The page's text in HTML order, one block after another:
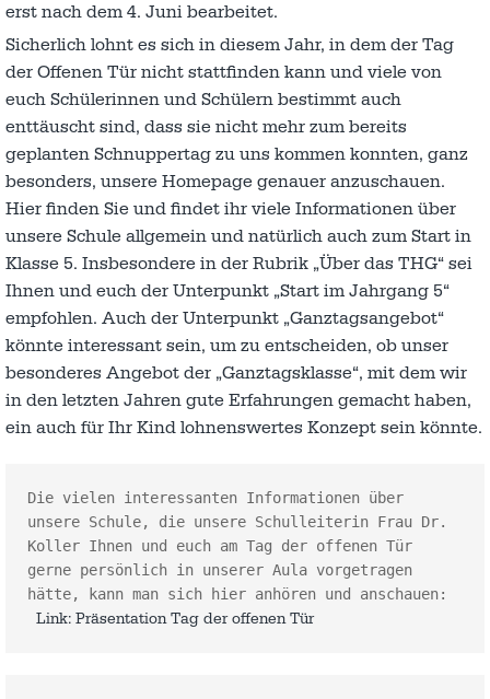
erst nach dem 4. Juni bearbeitet.
Sicherlich lohnt es sich in diesem Jahr, in dem der Tag
der Offenen Tür nicht stattfinden kann und viele von
euch Schülerinnen und Schülern bestimmt auch
enttäuscht sind, dass sie nicht mehr zum bereits
geplanten Schnuppertag zu uns kommen konnten, ganz
besonders, unsere Homepage genauer anzuschauen.
Hier finden Sie und findet ihr viele Informationen über
unsere Schule allgemein und natürlich auch zum Start in
Klasse 5. Insbesondere in der Rubrik „Über das THG“ sei
Ihnen und euch der Unterpunkt „Start im Jahrgang 5“
empfohlen. Auch der Unterpunkt „Ganztagsangebot“
könnte interessant sein, um zu entscheiden, ob unser
besonderes Angebot der „Ganztagsklasse“, mit dem wir
in den letzten Jahren gute Erfahrungen gemacht haben,
ein auch für Ihr Kind lohnenswertes Konzept sein könnte.
Die vielen interessanten Informationen über
unsere Schule, die unsere Schulleiterin Frau Dr.
Koller Ihnen und euch am Tag der offenen Tür
gerne persönlich in unserer Aula vorgetragen
hätte, kann man sich hier anhören und anschauen:
Link: Präsentation Tag der offenen Tür